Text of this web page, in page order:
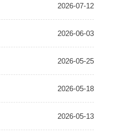
2026-07-12
2026-06-03
2026-05-25
2026-05-18
2026-05-13